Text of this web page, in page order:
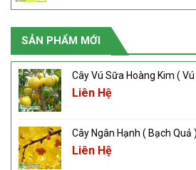
SẢN PHẨM MỚI
Cây Vú Sữa Hoàng Kim (
Liên Hệ
Cây Ngân Hạnh ( Bạch Quả )
Liên Hệ